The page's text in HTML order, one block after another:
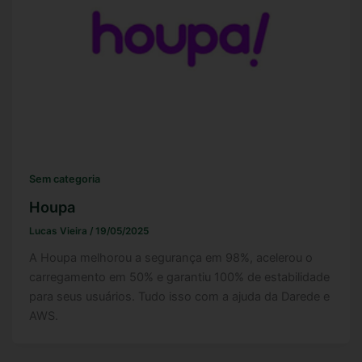
Sem categoria
Houpa
Lucas Vieira / 19/05/2025
A Houpa melhorou a segurança em 98%, acelerou o
carregamento em 50% e garantiu 100% de estabilidade
para seus usuários. Tudo isso com a ajuda da Darede e
AWS.